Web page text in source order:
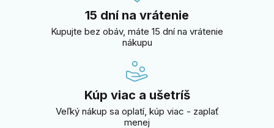
15 dní na vrátenie
Kupujte bez obáv, máte 15 dní na vrátenie
nákupu
Kúp viac a ušetríš
Veľký nákup sa oplatí, kúp viac - zaplať
menej